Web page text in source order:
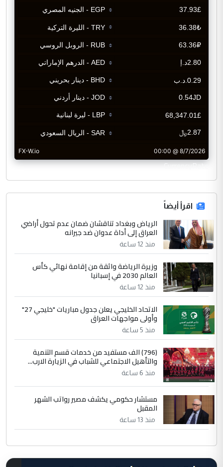
CurrencyRate
اقرأ أيضاً
الرياض وبغداد تناقشان ضمان عدم تحول أراضي
العراق إلى أداة عدوان ضد جيرانه
منذ 12 ساعة
وزيرة الرياضة واثقة من إقامة نهائي كأس
العالم 2030 في إسبانيا
منذ 12 ساعة
الاتحاد الخليجي يعلن جدول مباريات "خليجي 27"
وأولى مواجهات العراق
منذ 5 ساعة
(796) الف مستفيد من خدمات قسم التنمية
والتأهيل الاجتماعي للشباب في الزيارة الارب...
منذ 6 ساعة
مستشار حكومي يكشف مصير رواتب الشهر
المقبل
منذ 13 ساعة